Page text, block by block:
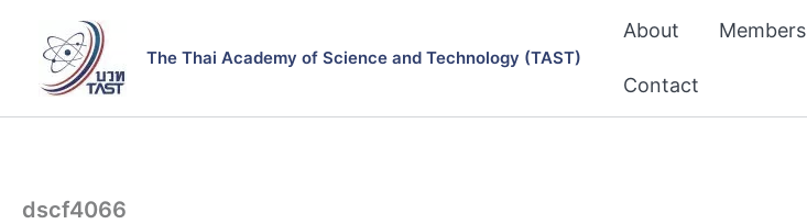
content
The Thai Academy of Science and Technology (TAST)
About Members
Contact
dscf4066